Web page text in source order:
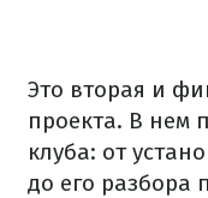
Это вторая и
проекта. В нем
клуба: от
до его разбора